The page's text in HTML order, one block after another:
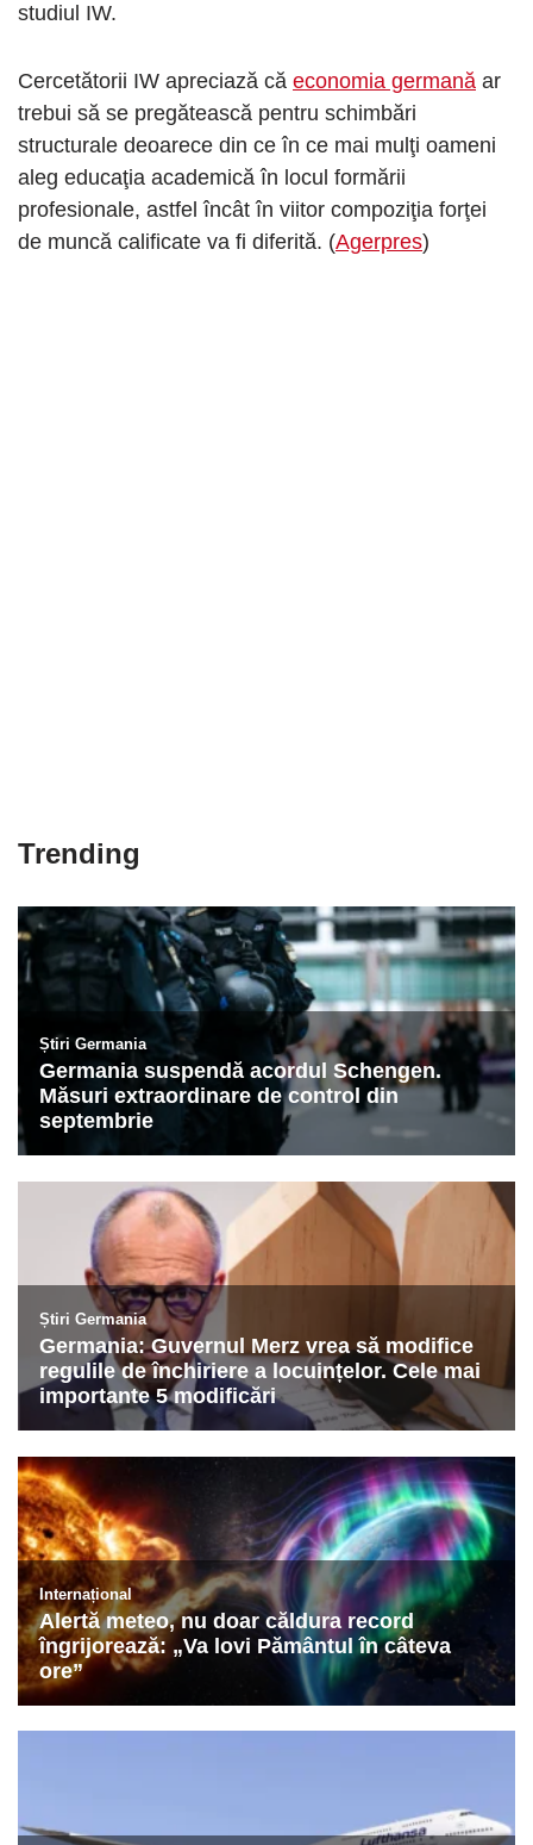
studiul IW.
Cercetătorii IW apreciază că economia germană ar
trebui să se pregătească pentru schimbări
structurale deoarece din ce în ce mai mulţi oameni
aleg educaţia academică în locul formării
profesionale, astfel încât în viitor compoziţia forţei
de muncă calificate va fi diferită. (Agerpres)
Trending